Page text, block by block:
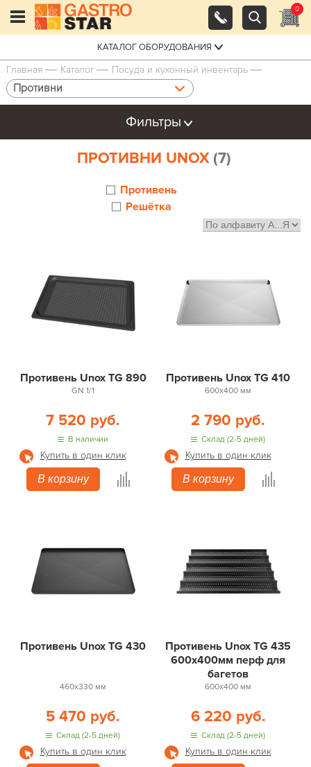
0
КАТАЛОГ ОБОРУДОВАНИЯ
Главная Каталог Посуда и кухонный инвентарь
Противни
Фильтры
ПРОТИВНИ UNOX (7)
Противень
Решётка
Противень Unox TG 890
GN 1/1
7 520 руб.
В наличии
Купить в один клик
В корзину
Противень Unox TG 410
600х400 мм
2 790 руб.
Склад (2-5 дней)
Купить в один клик
В корзину
Противень Unox TG 430
460х330 мм
5 470 руб.
Склад (2-5 дней)
Купить в один клик
Противень Unox TG 435
600х400мм перф для
багетов
600х400 мм
6 220 руб.
Склад (2-5 дней)
Купить в один клик